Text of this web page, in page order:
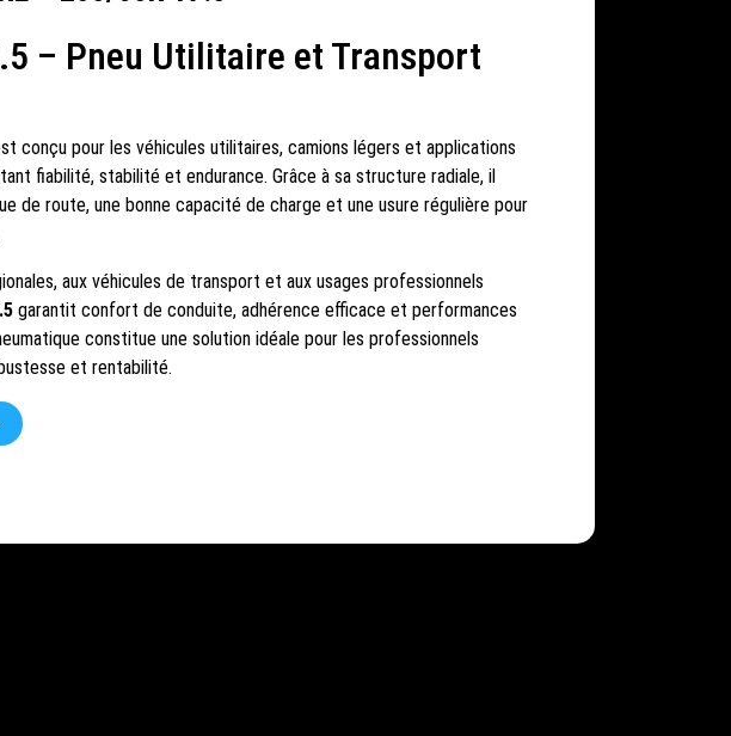
– Pneu Utilitaire et Transport
conçu pour les véhicules utilitaires, camions légers et applications
fiabilité, stabilité et endurance. Grâce à sa structure radiale, il
de route, une bonne capacité de charge et une usure régulière pour
aux véhicules de transport et aux usages professionnels
garantit confort de conduite, adhérence efficace et performances
constitue une solution idéale pour les professionnels
et rentabilité.